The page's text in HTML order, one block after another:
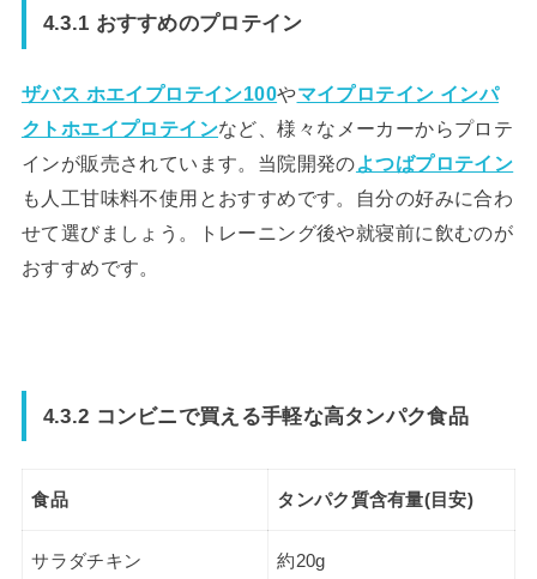
4.3.1 おすすめのプロテイン
ザバス ホエイプロテイン100やマイプロテイン インパ
クトホエイプロテインなど、様々なメーカーからプロテ
インが販売されています。当院開発の よつばプロテイン
も人工甘味料不使用とおすすめです。自分の好みに合わ
せて選びましょう。トレーニング後や就寝前に飲むのが
おすすめです。
4.3.2 コンビニで買える手軽な高タンパク食品
食品 タンパク質含有量(目安)
サラダチキン 約20g